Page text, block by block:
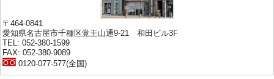
〒464-0841
愛知県名古屋市千種区覚王山通9-21 和田ビル3F
TEL: 052-380-1599
FAX: 052-380-9089
0120-077-577(全国)